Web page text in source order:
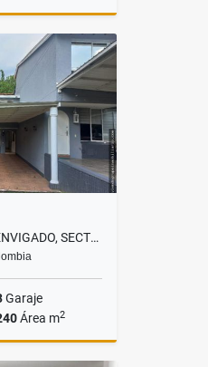
Venta
CASA EN VENTA EN ENVIGADO, SECTOR LAS ANTILLAS
Garaje
Área m2